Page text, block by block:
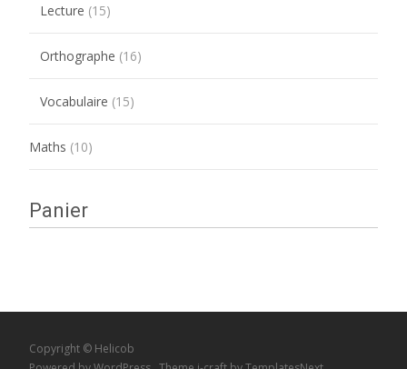
Lecture (15)
Orthographe (16)
Vocabulaire (15)
Maths (10)
Panier
Copyright © Helicob